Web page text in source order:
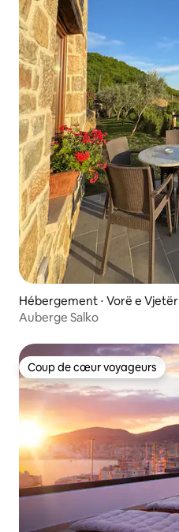
Hébergement ⋅ Vorë e Vjetër
Auberge Salko
Coup de cœur voyageurs
Coup de cœur voyageurs